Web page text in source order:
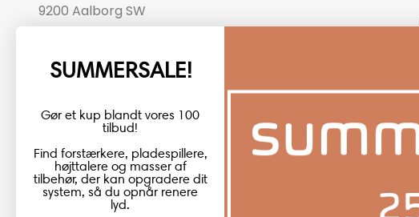
9200 Aalborg SW
CVR number: 17988042
+45 98 16 14 10
SUMMERSALE!
Gør et kup blandt vores 100
tilbud!
Find forstærkere, pladespillere,
højttalere og masser af
tilbehør, der kan opgradere dit
system, så du opnår renere
lyd.